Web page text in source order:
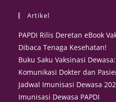
Artikel
PAPDI Rilis Deretan eBook
Dibaca Tenaga Kesehatan!
Buku Saku Vaksinasi
Komunikasi Dokter dan
Jadwal Imunisasi Dewasa
Imunisasi Dewasa PAPDI